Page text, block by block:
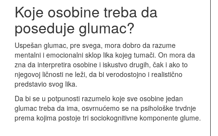
Koje osobine treba da
poseduje glumac?
Uspešan glumac, pre svega, mora dobro da razume
mentalni i emocionalni sklop lika kojeg tumači. On mora da
zna da interpretira osobine i iskustvo drugih, čak i ako to
njegovoj ličnosti ne leži, da bi verodostojno i realistično
predstavio svog lika.
Da bi se u potpunosti razumelo koje sve osobine jedan
glumac treba da ima, osvrnućemo se na psihološke trvdnje
prema kojima postoje tri sociokognitivne komponente glume.